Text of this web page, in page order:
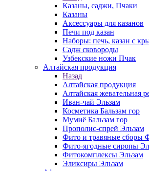
Казаны, саджи, Пчаки
Казаны
Аксессуары для казанов
Печи под казан
Наборы: печь, казан с
Садж сковороды
Узбекские ножи Пчак
Алтайская продукция
Назад
Алтайская продукция
Алтайская жевательная
Иван-чай Эльзам
Косметика Бальзам гор
Мумиё Бальзам гор
Прополис-спрей Эльзам
Фито и травяные сборы
Фито-ягодные сиропы
Фитокомплексы Эльзам
Эликсиры Эльзам